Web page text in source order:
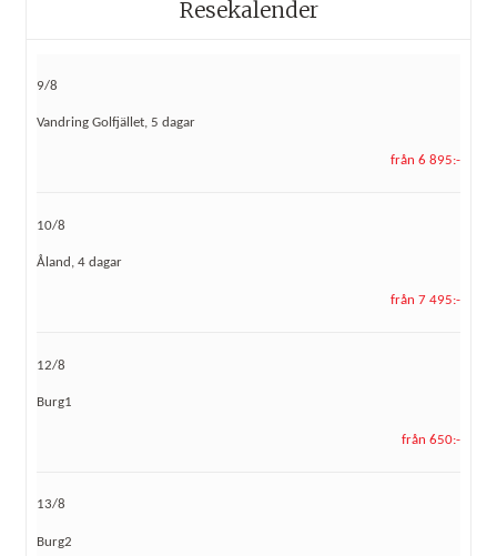
Resekalender
9/8
Vandring Golfjället, 5 dagar
från 6 895:-
10/8
Åland, 4 dagar
från 7 495:-
12/8
Burg1
från 650:-
13/8
Burg2